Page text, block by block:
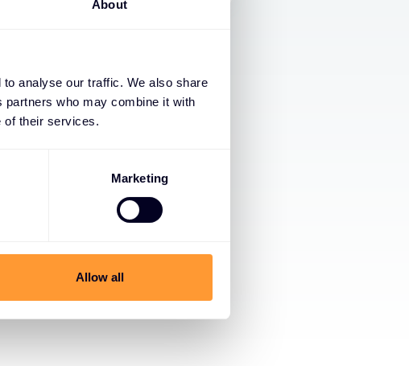
About
analyse our traffic. We also share
who may combine it with
of their services.
Marketing
Allow all